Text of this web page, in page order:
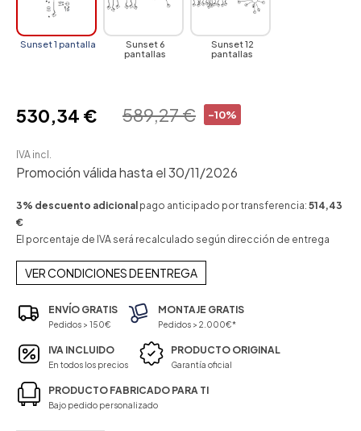
Sunset 1 pantalla
Sunset 6
pantallas
Sunset 12
pantallas
-10%
589,27 €
530,34 €
IVA incl.
Promoción válida hasta el 30/11/2026
3% descuento adicional pago anticipado por transferencia: 514,43
€
El porcentaje de IVA será recalculado según dirección de entrega
VER CONDICIONES DE ENTREGA
ENVÍO GRATIS
Pedidos > 150€
MONTAJE GRATIS
Pedidos > 2.000€*
IVA INCLUIDO
En todos los precios
PRODUCTO ORIGINAL
Garantía oficial
PRODUCTO FABRICADO PARA TI
Bajo pedido personalizado